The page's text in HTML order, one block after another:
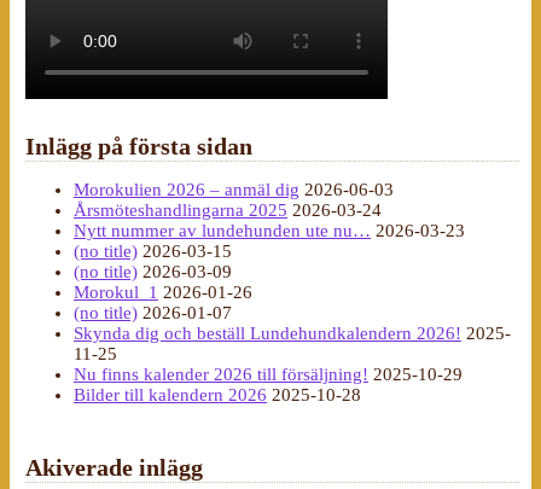
Inlägg på första sidan
Morokulien 2026 – anmäl dig 2026-06-03
Årsmöteshandlingarna 2025 2026-03-24
Nytt nummer av lundehunden ute nu… 2026-03-23
(no title) 2026-03-15
(no title) 2026-03-09
Morokul_1 2026-01-26
(no title) 2026-01-07
Skynda dig och beställ Lundehundkalendern 2026! 2025-
11-25
Nu finns kalender 2026 till försäljning! 2025-10-29
Bilder till kalendern 2026 2025-10-28
Akiverade inlägg